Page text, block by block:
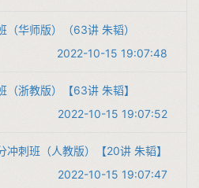
（华师版）（63讲 朱韬）
2022-10-15 19:07:48
（浙教版）【63讲 朱韬】
2022-10-15 19:07:52
冲刺班（人教版）【20讲 朱韬】
2022-10-15 19:07:47